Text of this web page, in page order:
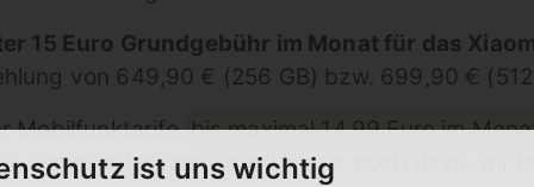
15 Euro Grundgebühr im Monat für das
von 649,90 € (256 GB) bzw. 699,90 € (512
Mobilfunktarifebis maximal 14,99 Euro im
kommen tarifindividuell immer noch dazu, wir
ist uns wichtig